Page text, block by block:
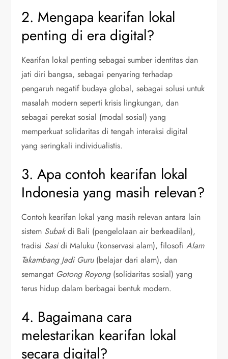
2. Mengapa kearifan lokal
penting di era digital?
Kearifan lokal penting sebagai sumber identitas dan
jati diri bangsa, sebagai penyaring terhadap
pengaruh negatif budaya global, sebagai solusi untuk
masalah modern seperti krisis lingkungan, dan
sebagai perekat sosial (modal sosial) yang
memperkuat solidaritas di tengah interaksi digital
yang seringkali individualistis.
3. Apa contoh kearifan lokal
Indonesia yang masih relevan?
Contoh kearifan lokal yang masih relevan antara lain
sistem Subakdi Bali (pengelolaan air berkeadilan),
tradisi Sasidi Maluku (konservasi alam), filosofiAlam
Takambang Jadi Guru(belajar dari alam), dan
semangat Gotong Royong(solidaritas sosial) yang
terus hidup dalam berbagai bentuk modern.
4. Bagaimana cara
melestarikan kearifan lokal
secara digital?